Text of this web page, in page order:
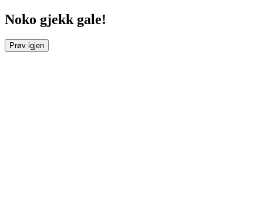
Noko gjekk gale!
Prøv igjen